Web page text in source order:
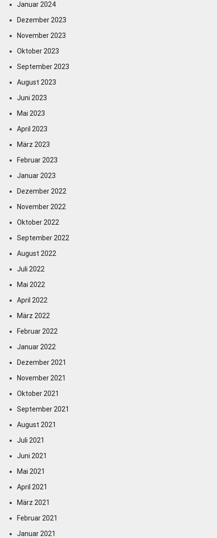
Januar 2024
Dezember 2023
November 2023
Oktober 2023
September 2023
August 2023
Juni 2023
Mai 2023
April 2023
März 2023
Februar 2023
Januar 2023
Dezember 2022
November 2022
Oktober 2022
September 2022
August 2022
Juli 2022
Mai 2022
April 2022
März 2022
Februar 2022
Januar 2022
Dezember 2021
November 2021
Oktober 2021
September 2021
August 2021
Juli 2021
Juni 2021
Mai 2021
April 2021
März 2021
Februar 2021
Januar 2021